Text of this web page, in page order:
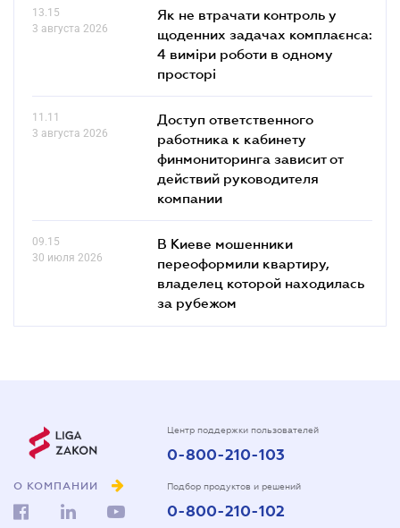
13.15
3 августа 2026
Як не втрачати контроль у
щоденних задачах комплаєнса:
4 виміри роботи в одному
просторі
11.11
3 августа 2026
Доступ ответственного
работника к кабинету
финмониторинга зависит от
действий руководителя
компании
09.15
30 июля 2026
В Киеве мошенники
переоформили квартиру,
владелец которой находилась
за рубежом
О КОМПАНИИ
Центр поддержки пользователей
0-800-210-103
Подбор продуктов и решений
0-800-210-102